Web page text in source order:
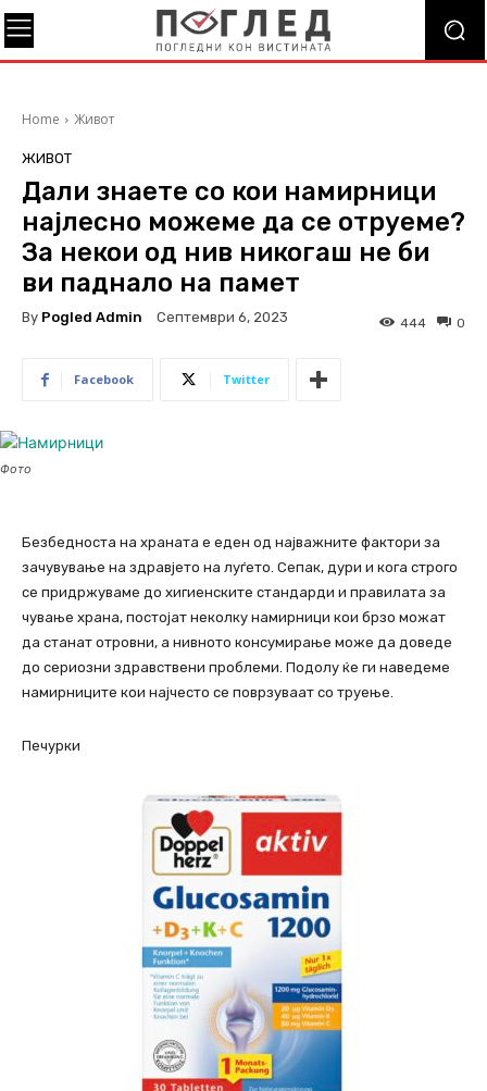
Home Живот
ЖИВОТ
Дали знаете со кои намирници
најлесно можеме да се отруеме?
За некои од нив никогаш не би
ви паднало на памет
By Pogled Admin Септември 6, 2023 0
444
Facebook Twitter
Фото
Безбедноста на храната е еден од најважните фактори за
зачувување на здравјето на луѓето. Сепак, дури и кога строго
се придржуваме до хигиенските стандарди и правилата за
чување храна, постојат неколку намирници кои брзо можат
да станат отровни, а нивното консумирање може да доведе
до сериозни здравствени проблеми. Подолу ќе ги наведеме
намирниците кои најчесто се поврзуваат со труење.
Печурки